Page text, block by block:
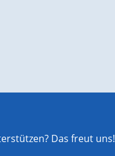
Das freut uns!